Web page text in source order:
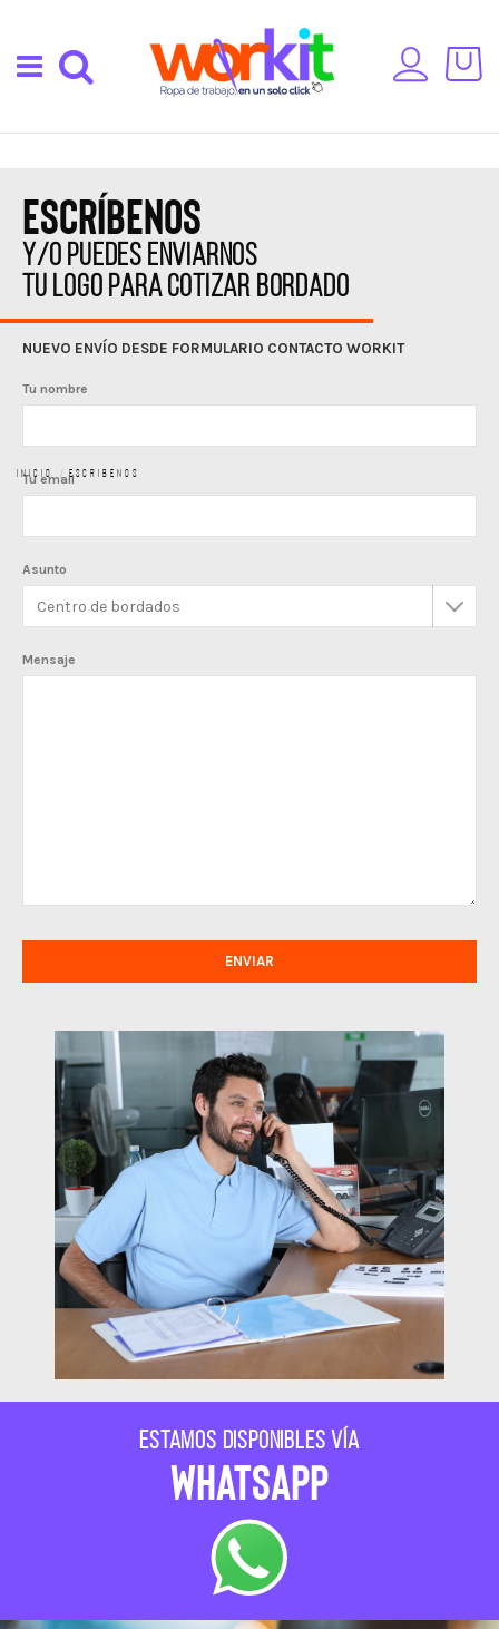
Inicio Escribenos
escríbenos
y/o puedes enviarnos
tu logo para cotizar bordado
NUEVO ENVÍO DESDE FORMULARIO CONTACTO WORKIT
Tu nombre
Tu email
Asunto
Mensaje
Estamos disponibles vía
whatsapp